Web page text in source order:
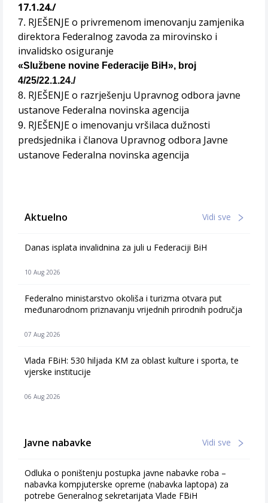
17.1.24./
7. RJEŠENJE o privremenom imenovanju zamjenika
direktora Federalnog zavoda za mirovinsko i
invalidsko osiguranje
«Službene novine Federacije BiH», broj
4/25/22.1.24./
8. RJEŠENJE o razrješenju Upravnog odbora javne
ustanove Federalna novinska agencija
9. RJEŠENJE o imenovanju vršilaca dužnosti
predsjednika i članova Upravnog odbora Javne
ustanove Federalna novinska agencija
Aktuelno Vidi sve
Danas isplata invalidnina za juli u Federaciji BiH
10 Aug 2026
Federalno ministarstvo okoliša i turizma otvara put
međunarodnom priznavanju vrijednih prirodnih područja
07 Aug 2026
Vlada FBiH: 530 hiljada KM za oblast kulture i sporta, te
vjerske institucije
06 Aug 2026
Javne nabavke Vidi sve
Odluka o poništenju postupka javne nabavke roba –
nabavka kompjuterske opreme (nabavka laptopa) za
potrebe Generalnog sekretarijata Vlade FBiH